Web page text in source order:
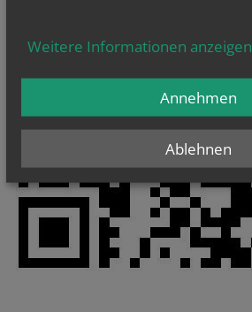
Weitere Informationen anzeigen
Ablehnen
Annehmen